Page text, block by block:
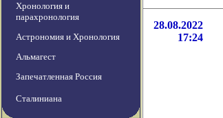
Хронология и
парахронология
Астрономия и Хронология
Альмагест
Запечатленная Россия
Сталиниана
28.08.2022
17:24